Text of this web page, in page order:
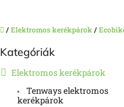
Kezdőlap
/Elektromos kerékpárok/
Kategóriák
Kategóriák
Elektromos kerékpárok
Tenways elektromos
kerékpárok